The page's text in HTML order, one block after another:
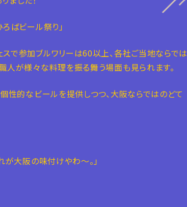
ばビール祭り」
で参加ブルワリーは60以上、各社ご当地ならでは
人が様々な料理を振る舞う場面も見られます。
性的なビールを提供しつつ、大阪ならではのどて
が大阪の味付けやわ〜。」